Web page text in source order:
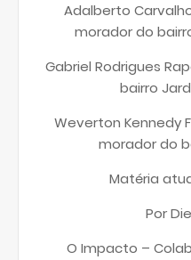
Adalberto
morador do
Gabriel Rodrigues
bairro
Weverton Kennedy
morador do
Matéria
Por
O Impacto –